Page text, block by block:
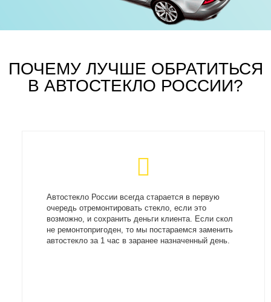
ПОЧЕМУ ЛУЧШЕ ОБРАТИТЬСЯ
В АВТОСТЕКЛО РОССИИ?
Автостекло России всегда старается в первую
очередь отремонтировать стекло, если это
возможно, и сохранить деньги клиента. Если скол
не ремонтопригоден, то мы постараемся заменить
автостекло за 1 час в заранее назначенный день.